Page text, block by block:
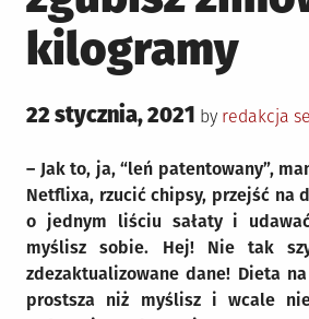
kilogramy
Posted
22 stycznia, 2021 by redakcja
– Jak to, ja, “leń patentowany”,
Netflixa, rzucić chipsy, przejść na
o jednym liściu sałaty i
myślisz sobie. Hej! Nie tak
zdezaktualizowane dane! Dieta
prostsza niż myślisz i wcale